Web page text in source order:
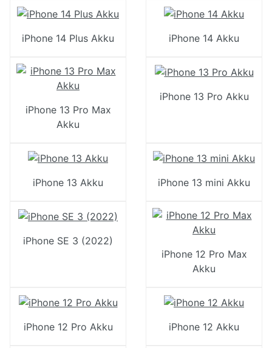
iPhone 14 Plus Akku iPhone 14 Akku
iPhone 13 Pro Max
Akku
iPhone 13 Pro Akku
iPhone 13 Akku iPhone 13 mini Akku
iPhone SE 3 (2022)
iPhone 12 Pro Max
Akku
iPhone 12 Pro Akku iPhone 12 Akku